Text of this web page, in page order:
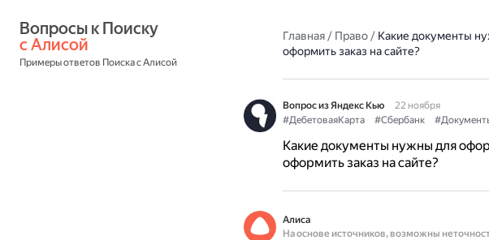
с Алисой
Примеры ответов Поиска с Алисой
Главная/ Право/ Какие документы
оформить заказ на сайте?
Вопрос из Яндекс Кью
22 ноября
#ДебетоваяКарта
#Сбербанк
Какие документы нужны для
оформить заказ на сайте?
Алиса
На основе источников, возможны